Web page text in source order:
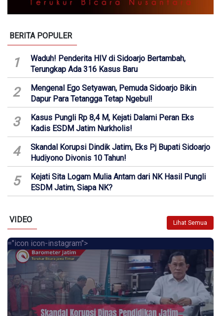
BERITA POPULER
1
Waduh! Penderita HIV di Sidoarjo Bertambah,
Terungkap Ada 316 Kasus Baru
2
Mengenal Ego Setyawan, Pemuda Sidoarjo Bikin
Dapur Para Tetangga Tetap Ngebul!
3
Kasus Pungli Rp 8,4 M, Kejati Dalami Peran Eks
Kadis ESDM Jatim Nurkholis!
4
Skandal Korupsi Dindik Jatim, Eks Pj Bupati Sidoarjo
Hudiyono Divonis 10 Tahun!
5
Kejati Sita Logam Mulia Antam dari NK Hasil Pungli
ESDM Jatim, Siapa NK?
VIDEO Lihat Semua
="icon icon-instagram">